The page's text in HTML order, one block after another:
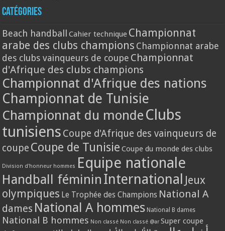
Catégories
Beach handball Cahier technique Championnat
arabe des clubs champions Championnat arabe
des clubs vainqueurs de coupe Championnat
d'Afrique des clubs champions
Championnat d'Afrique des nations
Championnat de Tunisie
Championnat du monde Clubs
tunisiens Coupe d'Afrique des vainqueurs de
coupe Coupe de Tunisie Coupe du monde des clubs
Division d'honneur hommes Equipe nationale
Handball féminin International Jeux
olympiques Le Trophée des Champions National A
dames National A hommes National B dames
National B hommes Non classé Non classé @ar Super coupe